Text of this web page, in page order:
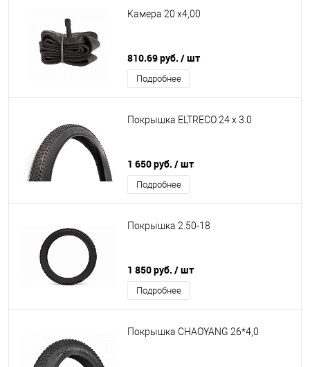
Камера 20 х4,00
810.69 руб. / шт
Подробнее
Покрышка ELTRECO 24 x 3.0
1 650 руб. / шт
Подробнее
Покрышка 2.50-18
1 850 руб. / шт
Подробнее
Покрышка CHAOYANG 26*4,0